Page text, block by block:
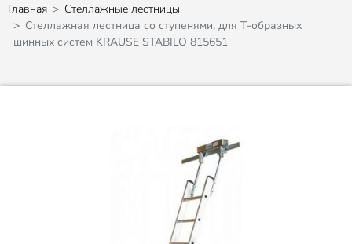
Главная
Стеллажные лестницы
Стеллажная лестница со ступенями, для Т-образных
шинных систем KRAUSE STABILO 815651